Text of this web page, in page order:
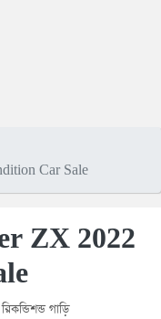
Car Sale
ZX 2022
রিকন্ডিশন্ড গাড়ি